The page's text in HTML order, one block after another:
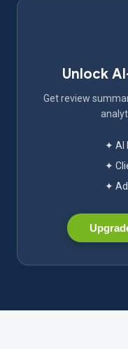
Unlock
Get review
✦ AI
✦
✦